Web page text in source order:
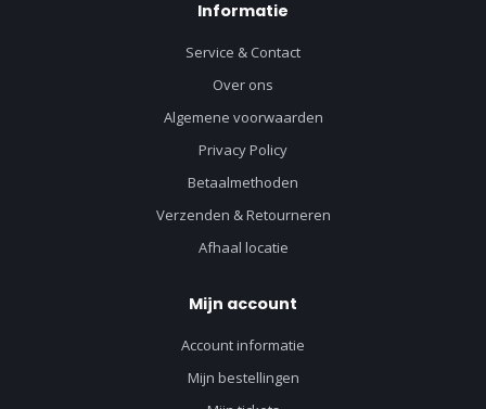
Informatie
Service & Contact
Over ons
Algemene voorwaarden
Privacy Policy
Betaalmethoden
Verzenden & Retourneren
Afhaal locatie
Mijn account
Account informatie
Mijn bestellingen